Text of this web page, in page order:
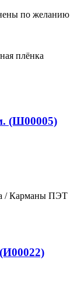
по желанию
плёнка
(Ш00005)
/ Карманы ПЭТ